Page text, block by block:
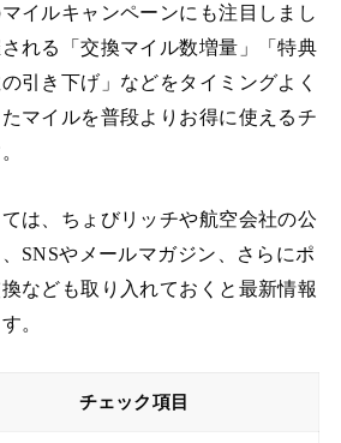
イルキャンペーンにも注目しまし
れる「交換マイル数増量」「特典
引き下げ」などをタイミングよく
マイルを普段よりお得に使えるチ
は、ちょびリッチや航空会社の公
SNSやメールマガジン、さらにポ
なども取り入れておくと最新情報
。
チェック項目